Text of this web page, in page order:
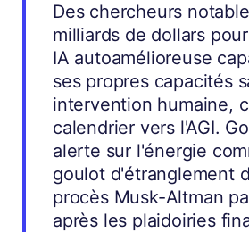
Des chercheurs
milliards de dollars
IA autoamélioreuse
ses propres capacités
intervention humaine,
calendrier vers l'AGI.
alerte sur l'énergie
goulot d'étranglement
procès Musk-Altman
après les plaidoiries